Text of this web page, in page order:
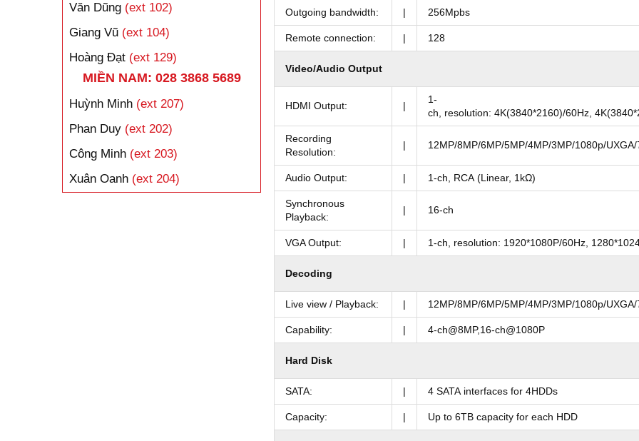
Outgoing bandwidth: | 256Mpbs
Remote connection: | 128
Video/Audio Output
HDMI Output: |
1-
ch, resolution: 4K(3840*2160)/60Hz,
Recording
Resolution:
| 12MP/8MP/6MP/5MP/4MP/3MP/1080p/
Audio Output: | 1-ch, RCA (Linear, 1kΩ)
Synchronous
Playback:
| 16-ch
VGA Output: | 1-ch, resolution: 1920*1080P/60Hz,
Decoding
Live view / Playback: | 12MP/8MP/6MP/5MP/4MP/3MP/1080p/
Capability: | 4-ch@8MP,16-ch@1080P
Hard Disk
SATA: | 4 SATA interfaces for 4HDDs
Capacity: | Up to 6TB capacity for each HDD
Văn Dũng (ext 102)
Giang Vũ (ext 104)
Hoàng Đạt (ext 129)
MIỀN NAM: 028 3868 5689
Huỳnh Minh (ext 207)
Phan Duy (ext 202)
Công Minh (ext 203)
Xuân Oanh (ext 204)